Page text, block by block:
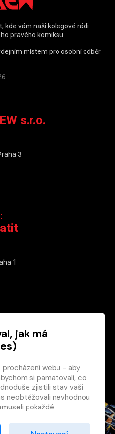
u nás již
kde vám naši kolegové rádi
pravého komiksu.
místem pro osobní odběr
s.r.o.
3
1
jak má
webu - aby
si pamatovali, co
zjistili stav vaší
neobtěžovali nevhodnou
pokaždé